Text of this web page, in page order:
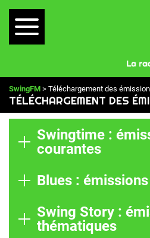
SwingFM > Téléchargement des
TÉLÉCHARGEMENT DES
Swingtime :
courantes
Blues :
Swing Story :
thématiques